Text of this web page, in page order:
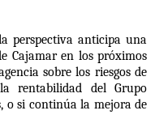
perspectiva anticipa una
Cajamar en los próximos
sobre los riesgos de
rentabilidad del Grupo
o si continúa la mejora de